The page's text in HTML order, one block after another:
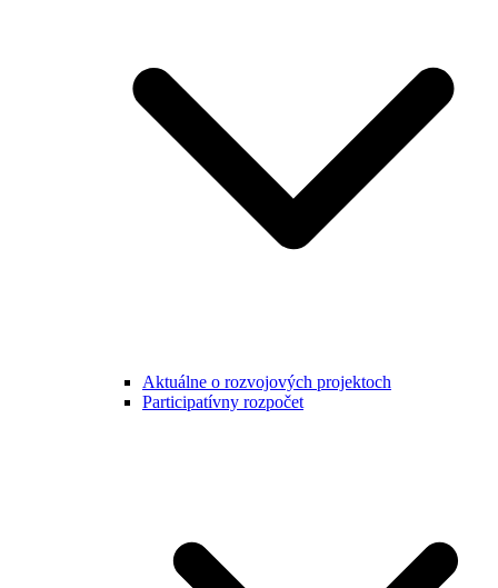
Aktuálne o rozvojových projektoch
Participatívny rozpočet